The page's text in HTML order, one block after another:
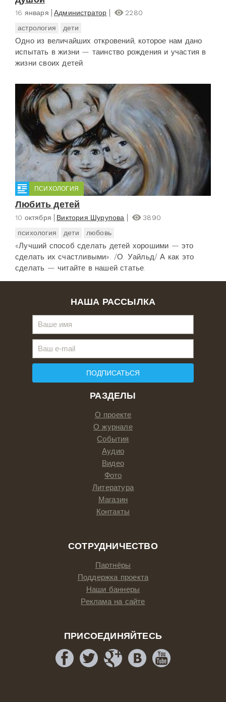
16 января Администратор
2280
астрология
дети
Одно из величайших откровений, которое нам дано
испытать в жизни — таинство рождения и участия в
жизни своих детей.
ПСИХОЛОГИЯ
Любить детей
10 октября Виктория Шурупова
3890
психология
дети любовь
«Лучший способ сделать детей хорошими — это
сделать их счастливыми». /О. Уайльд/ А как это
сделать — читайте в нашей статье.
РАЗДЕЛЫ
О проекте
О журнале
События
Аудио
Видео
Фото
Литература
Магазин
Контакты
СОТРУДНИЧЕСТВО
Партнёры
Поддержка проекта
Наши баннеры
Реклама на сайте
ПРИСОЕДИНЯЙТЕСЬ
НАША РАССЫЛКА
ПОДПИСАТЬСЯ